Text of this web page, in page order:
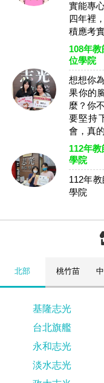
實能專
四年裡
積應考
108年
位學院
想想你
果你的
麼？你
要堅持
會，真
112年
學院
112年
學院
北部 桃竹苗
基隆志光
台北旗艦
永和志光
淡水志光